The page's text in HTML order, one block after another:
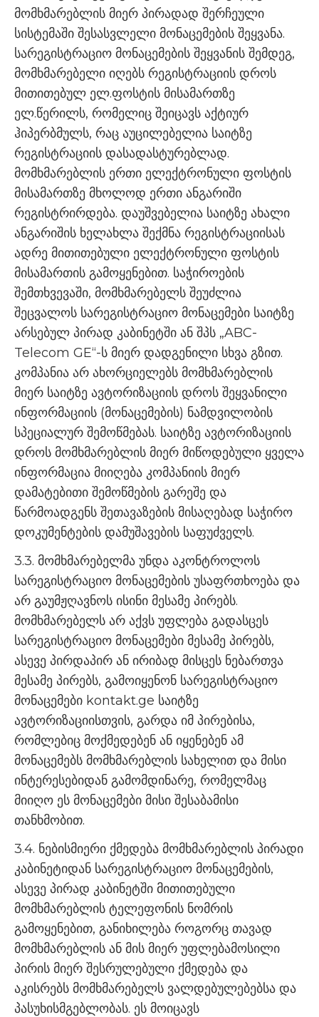
მომხმარებლის მიერ პირადად შერჩეული
სისტემაში შესასვლელი მონაცემების შეყვანა.
სარეგისტრაციო მონაცემების შეყვანის შემდეგ,
მომხმარებელი იღებს რეგისტრაციის დროს
მითითებულ ელ.ფოსტის მისამართზე
ელ.წერილს, რომელიც შეიცავს აქტიურ
ჰიპერბმულს, რაც აუცილებელია საიტზე
რეგისტრაციის დასადასტურებლად.
მომხმარებლის ერთი ელექტრონული ფოსტის
მისამართზე მხოლოდ ერთი ანგარიში
რეგისტრირდება. დაუშვებელია საიტზე ახალი
ანგარიშის ხელახლა შექმნა რეგისტრაციისას
ადრე მითითებული ელექტრონული ფოსტის
მისამართის გამოყენებით. საჭიროების
შემთხვევაში, მომხმარებელს შეუძლია
შეცვალოს სარეგისტრაციო მონაცემები საიტზე
არსებულ პირად კაბინეტში ან შპს „ABC-
Telecom GE“-ს მიერ დადგენილი სხვა გზით.
კომპანია არ ახორციელებს მომხმარებლის
მიერ საიტზე ავტორიზაციის დროს შეყვანილი
ინფორმაციის (მონაცემების) ნამდვილობის
სპეციალურ შემოწმებას. საიტზე ავტორიზაციის
დროს მომხმარებლის მიერ მიწოდებული ყველა
ინფორმაცია მიიღება კომპანიის მიერ
დამატებითი შემოწმების გარეშე და
წარმოადგენს შეთავაზების მისაღებად საჭირო
დოკუმენტების დამუშავების საფუძველს.
3.3. მომხმარებელმა უნდა აკონტროლოს
სარეგისტრაციო მონაცემების უსაფრთხოება და
არ გაუმჟღავნოს ისინი მესამე პირებს.
მომხმარებელს არ აქვს უფლება გადასცეს
სარეგისტრაციო მონაცემები მესამე პირებს,
ასევე პირდაპირ ან ირიბად მისცეს ნებართვა
მესამე პირებს, გამოიყენონ სარეგისტრაციო
მონაცემები kontakt.ge საიტზე
ავტორიზაციისთვის, გარდა იმ პირებისა,
რომლებიც მოქმედებენ ან იყენებენ ამ
მონაცემებს მომხმარებლის სახელით და მისი
ინტერესებიდან გამომდინარე, რომელმაც
მიიღო ეს მონაცემები მისი შესაბამისი
თანხმობით.
3.4. ნებისმიერი ქმედება მომხმარებლის პირადი
კაბინეტიდან სარეგისტრაციო მონაცემების,
ასევე პირად კაბინეტში მითითებული
მომხმარებლის ტელეფონის ნომრის
გამოყენებით, განიხილება როგორც თავად
მომხმარებლის ან მის მიერ უფლებამოსილი
პირის მიერ შესრულებული ქმედება და
აკისრებს მომხმარებელს ვალდებულებებსა და
პასუხისმგებლობას. ეს მოიცავს